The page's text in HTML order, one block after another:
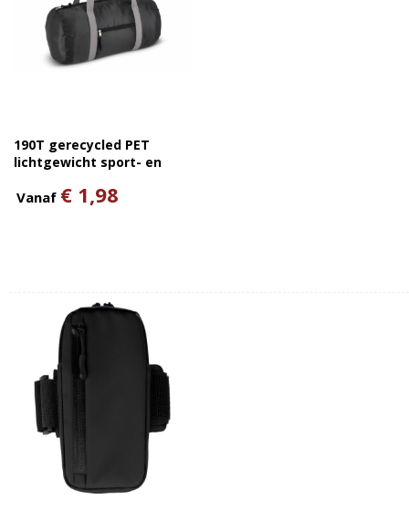
190T gerecycled PET
lichtgewicht sport- en
Vanaf € 1,98